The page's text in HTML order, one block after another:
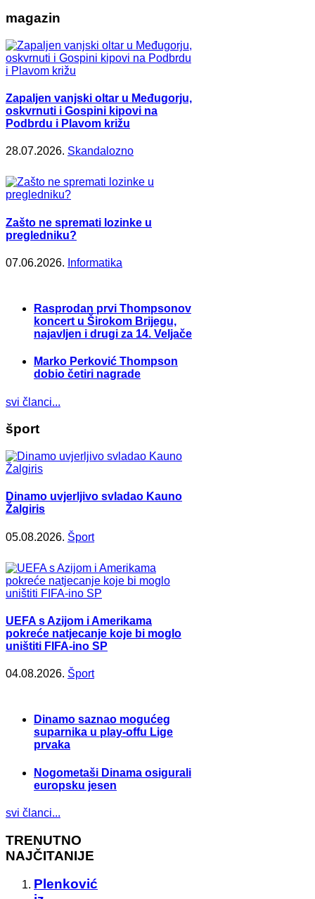
magazin
Zapaljen vanjski oltar u Međugorju,
oskvrnuti i Gospini kipovi na
Podbrdu i Plavom križu
28.07.2026. Skandalozno
Zašto ne spremati lozinke u
pregledniku?
07.06.2026. Informatika
Rasprodan prvi Thompsonov
koncert u Širokom Brijegu,
najavljen i drugi za 14. Veljače
Marko Perković Thompson
dobio četiri nagrade
svi članci...
šport
Dinamo uvjerljivo svladao Kauno
Žalgiris
05.08.2026. Šport
UEFA s Azijom i Amerikama
pokreće natjecanje koje bi moglo
uništiti FIFA-ino SP
04.08.2026. Šport
Dinamo saznao mogućeg
suparnika u play-offu Lige
prvaka
Nogometaši Dinama osigurali
europsku jesen
svi članci...
TRENUTNO
NAJČITANIJE
Plenković